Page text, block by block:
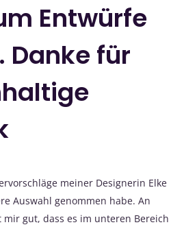
Entwürfe
Danke für
meiner Designerin Elke
Auswahl genommen habe. An
mir gut, dass es im unteren Bereich